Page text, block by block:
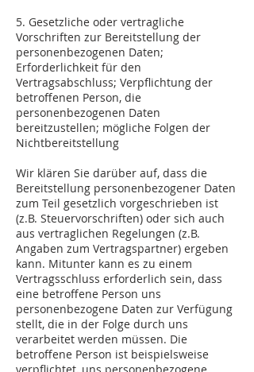
5. Gesetzliche oder vertragliche
Vorschriften zur Bereitstellung der
personenbezogenen Daten;
Erforderlichkeit für den
Vertragsabschluss; Verpflichtung der
betroffenen Person, die
personenbezogenen Daten
bereitzustellen; mögliche Folgen der
Nichtbereitstellung
Wir klären Sie darüber auf, dass die
Bereitstellung personenbezogener Daten
zum Teil gesetzlich vorgeschrieben ist
(z.B. Steuervorschriften) oder sich auch
aus vertraglichen Regelungen (z.B.
Angaben zum Vertragspartner) ergeben
kann. Mitunter kann es zu einem
Vertragsschluss erforderlich sein, dass
eine betroffene Person uns
personenbezogene Daten zur Verfügung
stellt, die in der Folge durch uns
verarbeitet werden müssen. Die
betroffene Person ist beispielsweise